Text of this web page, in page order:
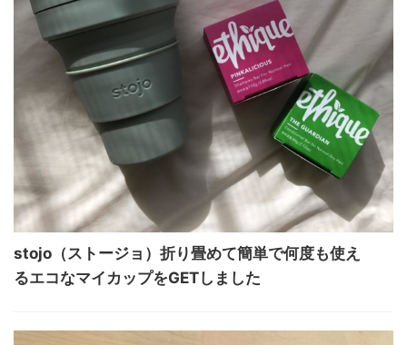
stojo（ストージョ）折り畳めて簡単で何度も使え
るエコなマイカップをGETしました